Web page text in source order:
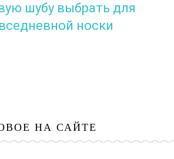
шубу выбрать для
носки
НА САЙТЕ